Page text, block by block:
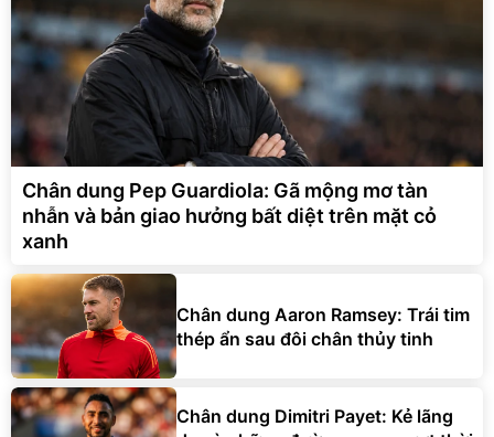
Chân dung Pep Guardiola: Gã mộng mơ tàn
nhẫn và bản giao hưởng bất diệt trên mặt cỏ
xanh
Chân dung Aaron Ramsey: Trái tim
thép ẩn sau đôi chân thủy tinh
Chân dung Dimitri Payet: Kẻ lãng